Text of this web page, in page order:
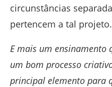
circunstâncias
pertencem a tal projeto.
E mais um ensinamento
um bom processo
principal elemento para